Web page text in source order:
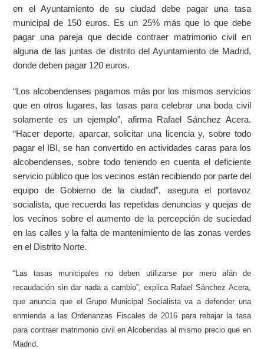
en el Ayuntamiento de su ciudad debe pagar una tasa
municipal de 150 euros. Es un 25% más que lo que debe
pagar una pareja que decide contraer matrimonio civil en
alguna de las juntas de distrito del Ayuntamiento de Madrid,
donde deben pagar 120 euros.
“Los alcobendenses pagamos más por los mismos servicios
que en otros lugares, las tasas para celebrar una boda civil
solamente es un ejemplo”, afirma Rafael Sánchez Acera.
“Hacer deporte, aparcar, solicitar una licencia y, sobre todo
pagar el IBI, se han convertido en actividades caras para los
alcobendenses, sobre todo teniendo en cuenta el deficiente
servicio público que los vecinos están recibiendo por parte del
equipo de Gobierno de la ciudad”, asegura el portavoz
socialista, que recuerda las repetidas denuncias y quejas de
los vecinos sobre el aumento de la percepción de suciedad
en las calles y la falta de mantenimiento de las zonas verdes
en el Distrito Norte.
“Las tasas municipales no deben utilizarse por mero afán de
recaudación sin dar nada a cambio”, explica Rafael Sánchez Acera,
que anuncia que el Grupo Municipal Socialistava a defender una
enmienda a las Ordenanzas Fiscales de 2016 para rebajar la tasa
para contraer matrimonio civil en Alcobendas al mismo precio que en
Madrid.